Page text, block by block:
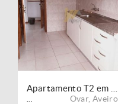
Ovar, Aveiro